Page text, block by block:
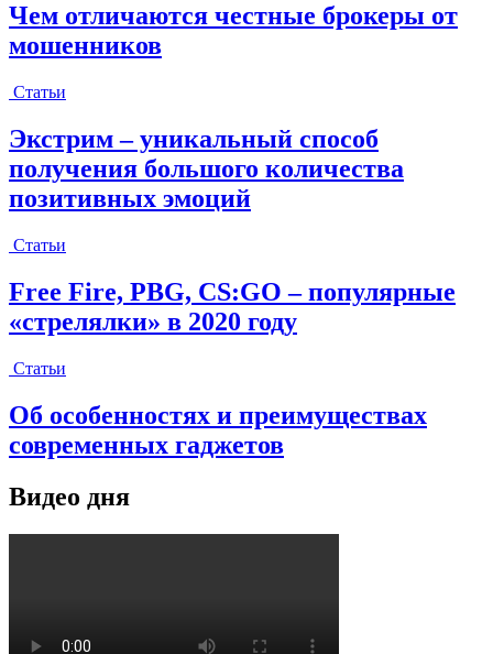
Чем отличаются честные брокеры от
мошенников
Статьи
Экстрим – уникальный способ
получения большого количества
позитивных эмоций
Статьи
Free Fire, PBG, CS:GO – популярные
«стрелялки» в 2020 году
Статьи
Об особенностях и преимуществах
современных гаджетов
Видео дня